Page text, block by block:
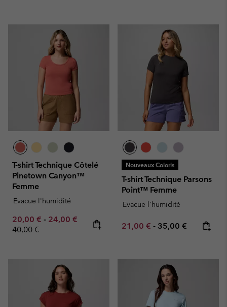
T-shirt Technique Côtelé
Pinetown Canyon™
Femme
Evacue l'humidité
Minimum sale price:
20,00 € - Maximum sale price:
24,00 € Regular price:
40,00 €
Nouveaux Coloris
T-shirt Technique Parsons
Point™ Femme
Evacue l'humidité
Minimum sale price:
21,00 € - Maximum price:
35,00 €